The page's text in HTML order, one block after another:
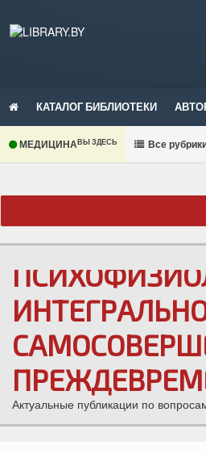
КАТАЛОГ БИБЛИОТЕКИ
МЕДИЦИНАВЫ ЗДЕСЬ Все
Актуальные публикации по